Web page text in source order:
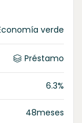
verde
Préstamo
6.3%
48meses